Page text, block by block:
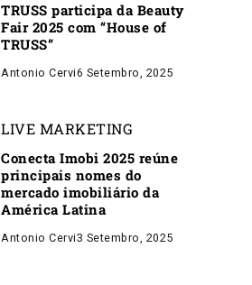
TRUSS participa da Beauty
Fair 2025 com “House of
TRUSS”
Antonio Cervi6 Setembro, 2025
LIVE MARKETING
Conecta Imobi 2025 reúne
principais nomes do
mercado imobiliário da
América Latina
Antonio Cervi3 Setembro, 2025